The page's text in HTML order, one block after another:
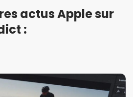
actus Apple sur
: